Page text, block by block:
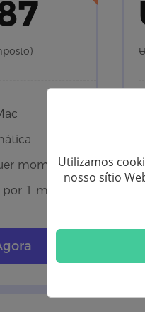
momento
1 mês
Utilizamos
nosso sítio